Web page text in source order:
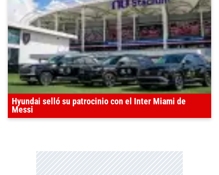
Hyundai selló su patrocinio con el Inter Miami de
Messi